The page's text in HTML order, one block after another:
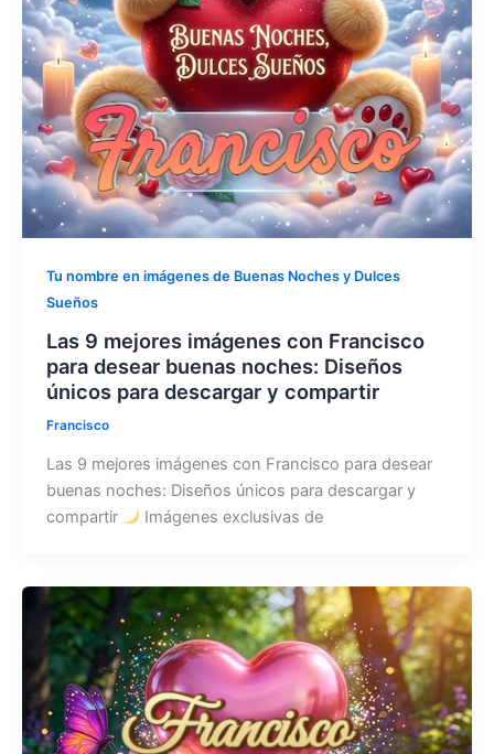
Tu nombre en imágenes de Buenas Noches y Dulces
Sueños
Las 9 mejores imágenes con Francisco
para desear buenas noches: Diseños
únicos para descargar y compartir
Francisco
Las 9 mejores imágenes con Francisco para desear
buenas noches: Diseños únicos para descargar y
compartir
Imágenes exclusivas de